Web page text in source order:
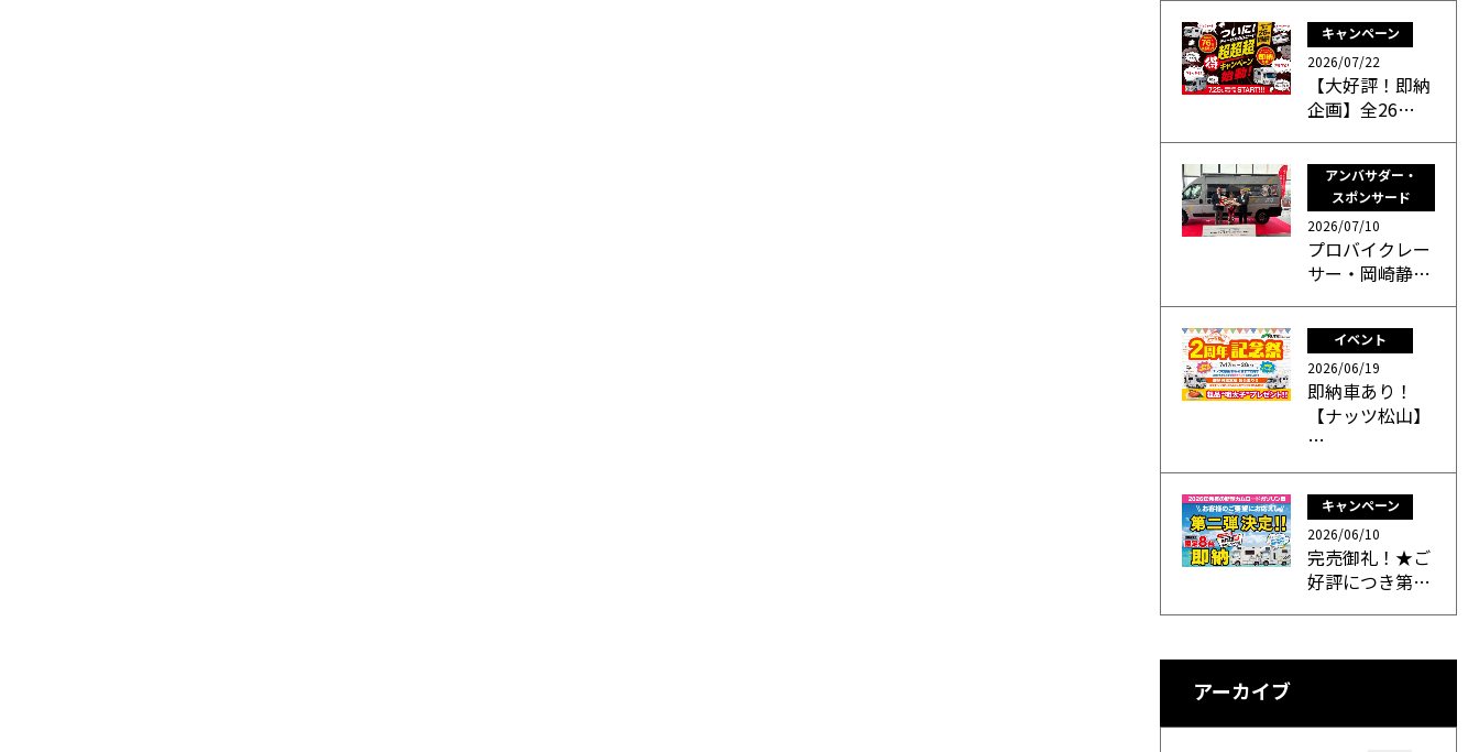
キャンペーン
2026/07/22
【大好評！即納
企画】全26…
アンバサダー・
スポンサード
2026/07/10
プロバイクレー
サー・岡崎静…
イベント
2026/06/19
即納車あり！
【ナッツ松山】
…
キャンペーン
2026/06/10
完売御礼！★ご
好評につき第…
アーカイブ